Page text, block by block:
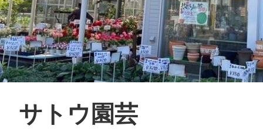
LINE
SMS
サトウ園芸
地域に導入を